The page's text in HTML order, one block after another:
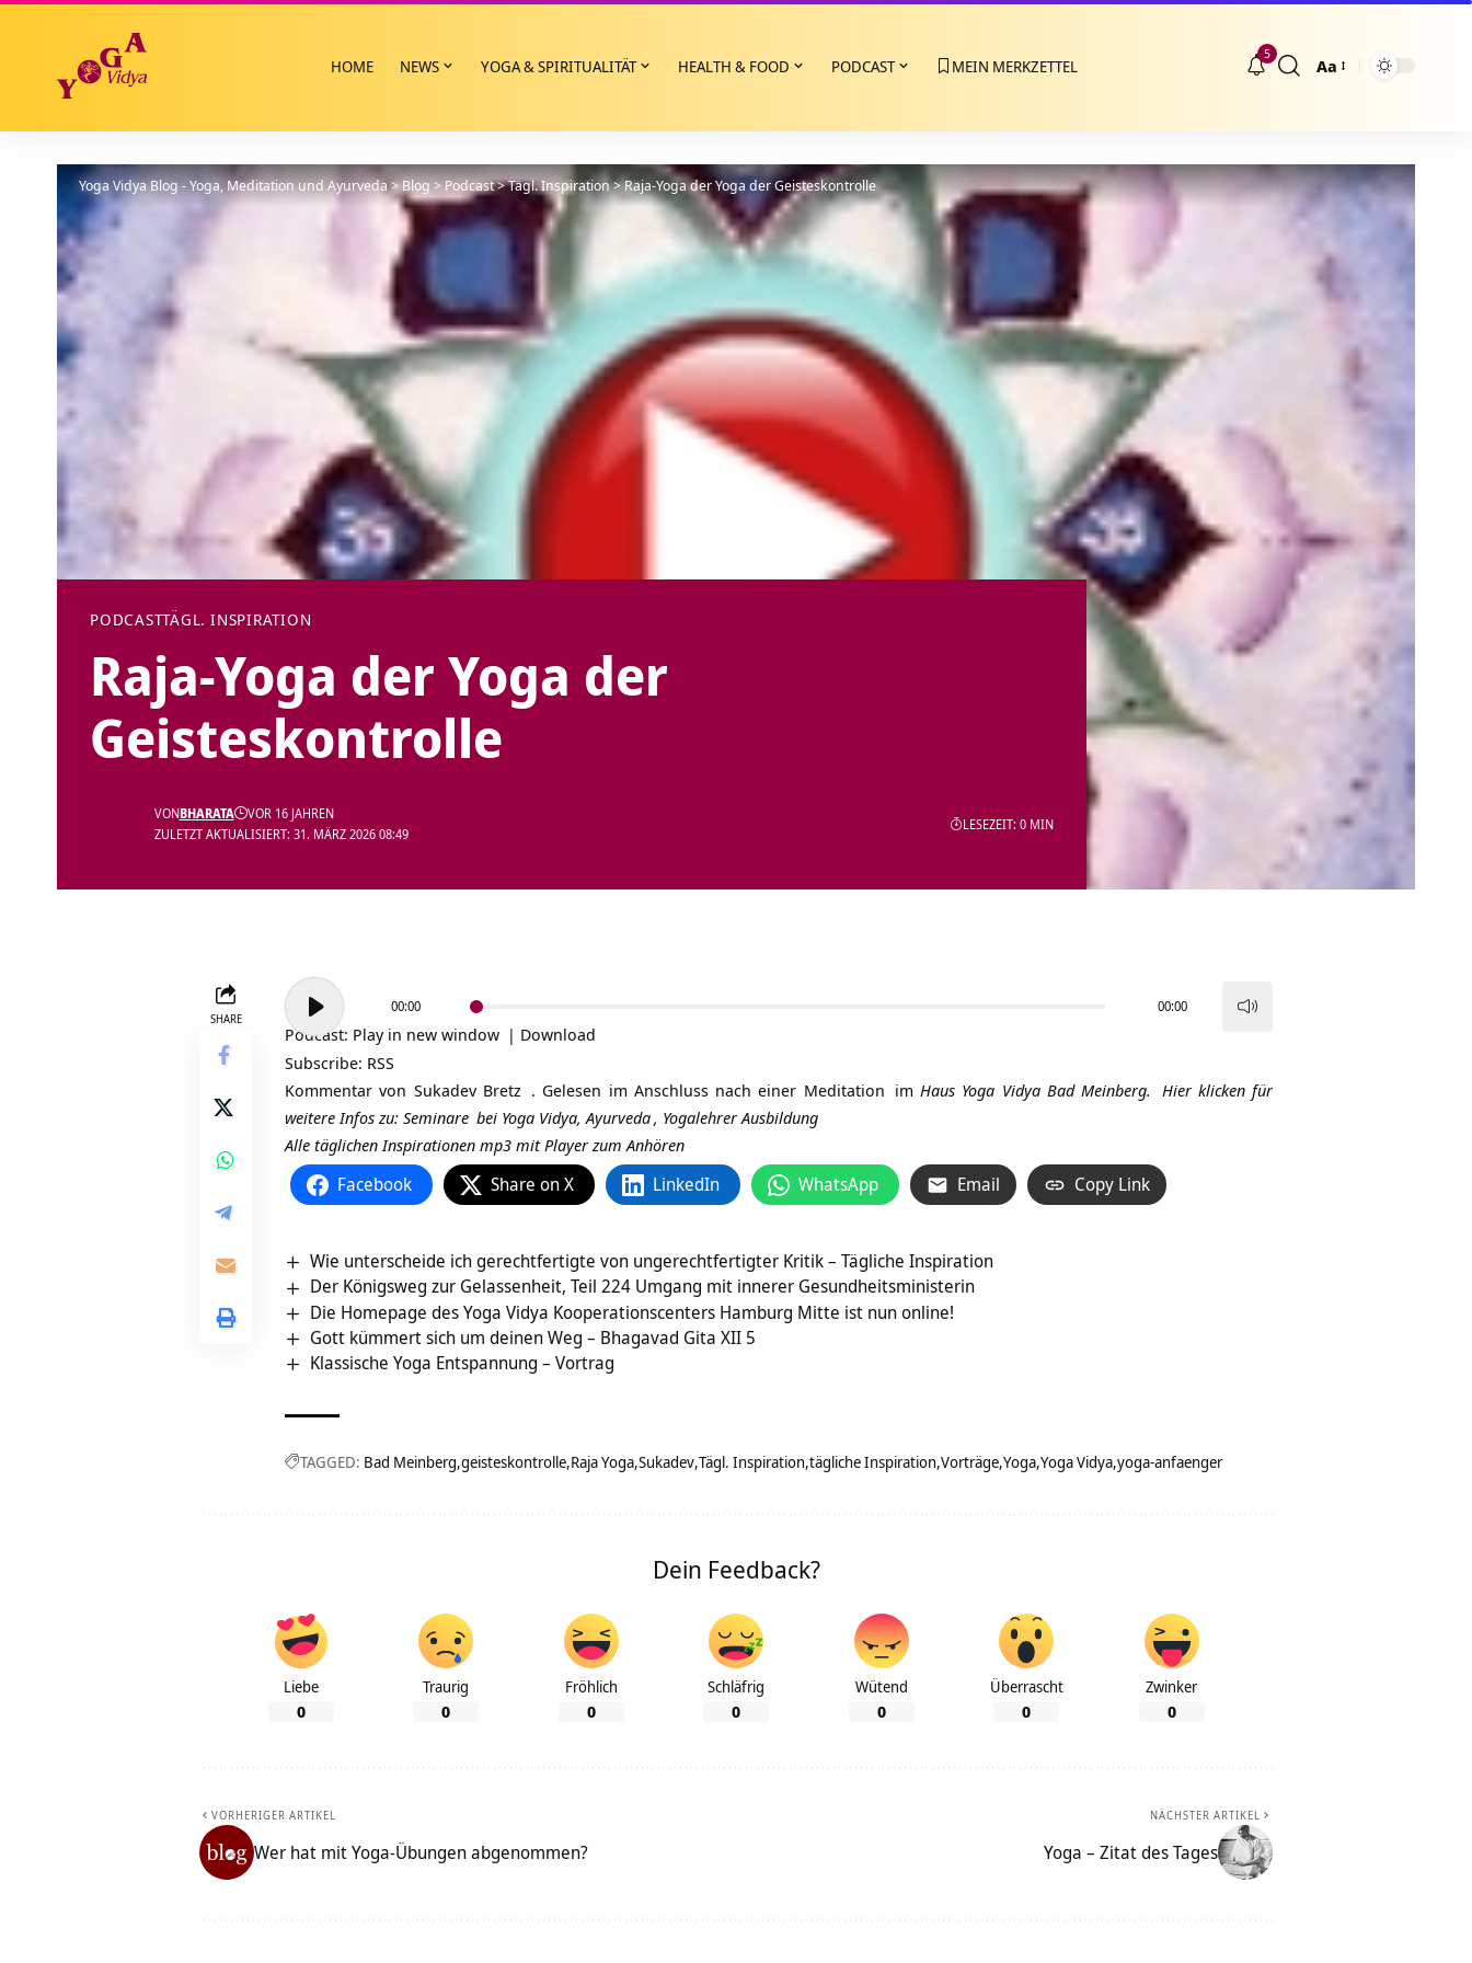
HOME NEWS YOGA & SPIRITUALITÄT HEALTH & FOOD PODCAST MEIN MERKZETTEL
5
Größenänderung
Aa
Yoga Vidya Blog - Yoga, Meditation und Ayurveda>Blog>Podcast>Tägl. Inspiration>Raja-Yoga der Yoga der Geisteskontrolle
PODCASTTÄGL. INSPIRATION
Raja-Yoga der Yoga der
Geisteskontrolle
ZULETZT AKTUALISIERT: 31. MÄRZ 2026 08:49
VONBHARATA VOR 16 JAHREN
LESEZEIT: 0 MIN
SHARE
Audio-
Player
00:00 00:00
Podcast: Play in new window | Download
Subscribe: RSS
Kommentar von Sukadev Bretz . Gelesen im Anschluss nach einer Meditation imHaus Yoga Vidya Bad Meinberg. Hier klicken für
weitere Infos zu: Seminare bei Yoga Vidya,Ayurveda, Yogalehrer Ausbildung
Alle täglichen Inspirationen mp3 mit Player zum Anhören
Facebook Share on X LinkedIn WhatsApp Email Copy Link
Wie unterscheide ich gerechtfertigte von ungerechtfertigter Kritik – Tägliche Inspiration
Der Königsweg zur Gelassenheit, Teil 224 Umgang mit innerer Gesundheitsministerin
Die Homepage des Yoga Vidya Kooperationscenters Hamburg Mitte ist nun online!
Gott kümmert sich um deinen Weg – Bhagavad Gita XII 5
Klassische Yoga Entspannung – Vortrag
TAGGED: Bad Meinberg geisteskontrolle Raja Yoga Sukadev Tägl. Inspiration tägliche Inspiration Vorträge Yoga Yoga Vidya yoga-anfaenger
Dein Feedback?
Liebe
0
Traurig
0
Fröhlich
0
Schläfrig
0
Wütend
0
Überrascht
0
Zwinker
0
VORHERIGER ARTIKEL
Wer hat mit Yoga-Übungen abgenommen?
NÄCHSTER ARTIKEL
Yoga – Zitat des Tages